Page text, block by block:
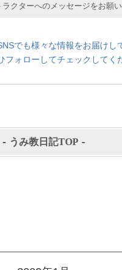
クターへのメッセージをお願
でも様々な情報をお届けし
フォローしてチェックしてく
- うみ教日記TOP -